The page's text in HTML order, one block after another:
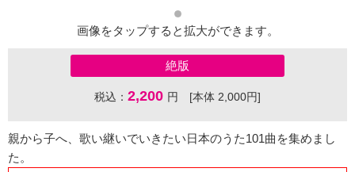
画像をタップすると拡大ができます。
絶版
税込： 2,200 円 [本体 2,000円]
親から子へ、歌い継いでいきたい日本のうた101曲を集めまし
た。